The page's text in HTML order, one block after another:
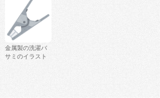
金属製の洗濯バ
サミのイラスト